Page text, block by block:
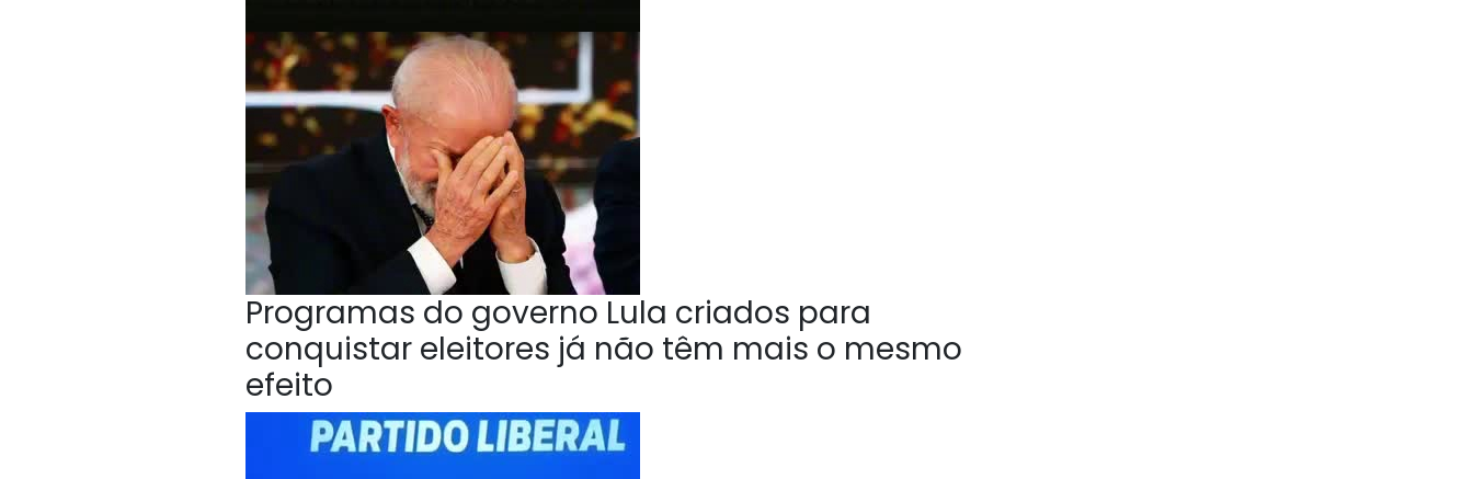
Programas do governo Lula criados para
conquistar eleitores já não têm mais o mesmo
efeito